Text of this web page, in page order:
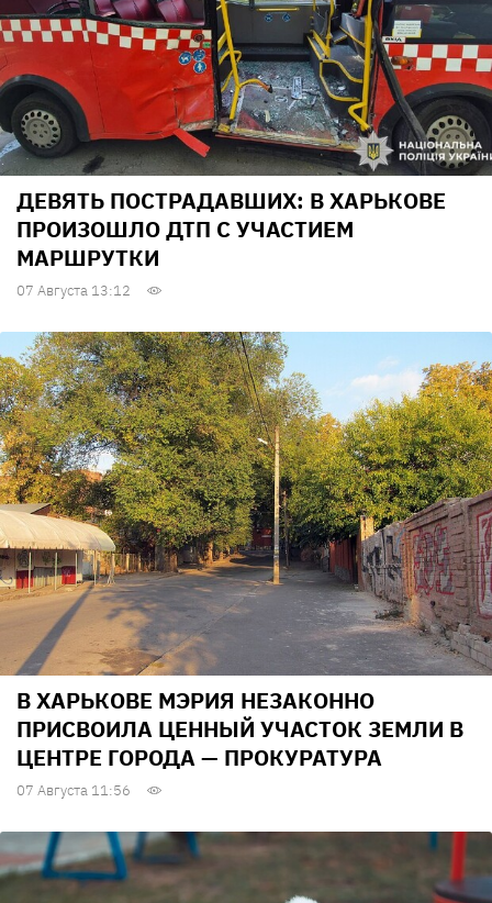
ДЕВЯТЬ ПОСТРАДАВШИХ: В ХАРЬКОВЕ
ПРОИЗОШЛО ДТП С УЧАСТИЕМ
МАРШРУТКИ
07 Августа 13:12
В ХАРЬКОВЕ МЭРИЯ НЕЗАКОННО
ПРИСВОИЛА ЦЕННЫЙ УЧАСТОК ЗЕМЛИ В
ЦЕНТРЕ ГОРОДА — ПРОКУРАТУРА
07 Августа 11:56